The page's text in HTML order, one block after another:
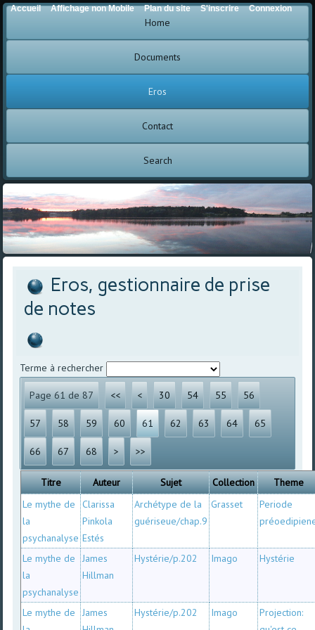
Home
Documents
Eros
Contact
Search
Eros, gestionnaire de prise
de notes
Terme à rechercher
Page 61 de 87 << < 30 54 55 56
57 58 59 60 61 62 63 64 65
66 67 68 > >>
Titre Auteur Sujet Collection
Theme
Le mythe de
la
psychanalyse
Clarissa
Pinkola
Estés
Archétype de la
guériseue/chap.9
Grasset
Periode
Le mythe de
la
psychanalyse
James
Hillman
Hystérie/p.202 Imago Hystérie
Le mythe de
James
Hystérie/p.202 Imago
Projection:
Accueil Affichage non Mobile Plan du site S'inscrire Connexion